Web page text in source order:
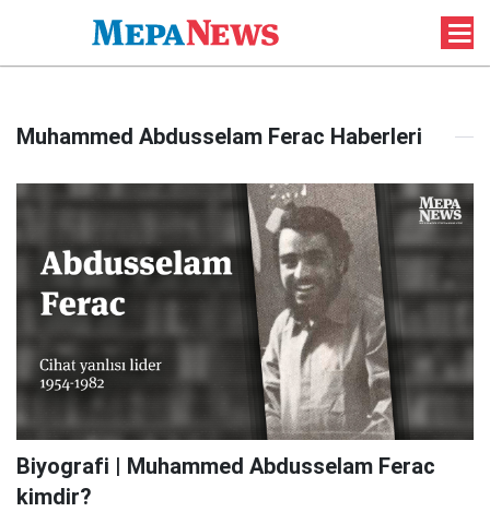
Muhammed Abdusselam Ferac Haberleri
Biyografi | Muhammed Abdusselam Ferac
kimdir?